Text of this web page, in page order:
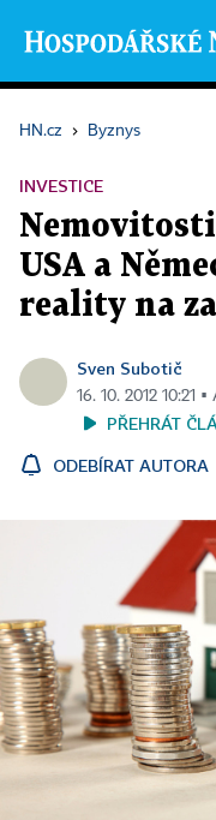
HN.cz › Byznys
INVESTICE
USA a
reality na
Sven Subotič
16. 10. 2012 10:21
PŘEHRÁT
ODEBÍRAT AUTORA